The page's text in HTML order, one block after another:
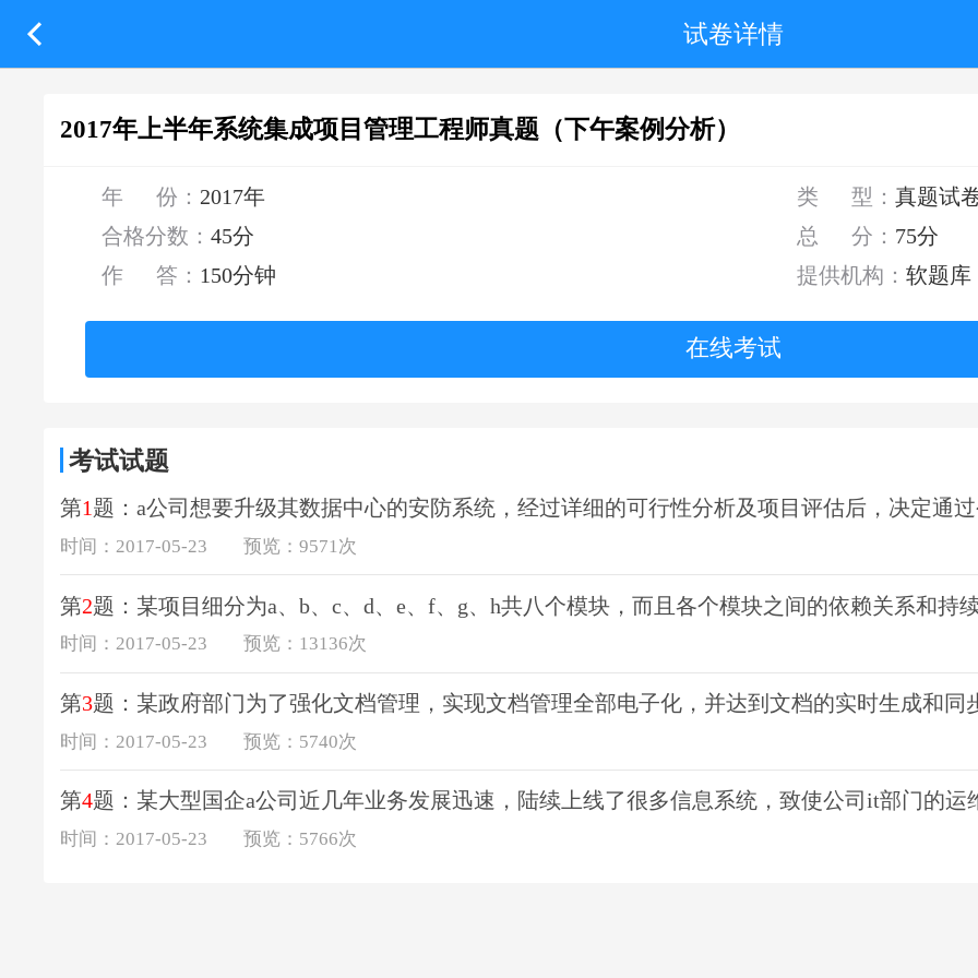
试卷详情
2017年上半年系统集成项目管理工程师真题（下午案例分析）
年 份： 2017年
合格分数： 45分
作 答： 150分钟
类 型： 真题试
总 分： 75分
提供机构： 软题库
在线考试
考试试题
第1题：a公司想要升级其数据中心的安防系统，经过详细的可行性分析及项目评估后，决定通过公开招标的方式进行采购。某系统集成商b公
时间：2017-05-23 预览：9571次
第2题：某项目细分为a、b、c、d、e、f、g、h共八个模块，而且各个模块之间的依赖关系和持续时间如下表所示： 【问题1】（4
时间：2017-05-23 预览：13136次
第3题：某政府部门为了强化文档管理，实现文档管理全部电子化，并达到文档的实时生成和同步流转的目标，使文档管理有一次突破性升级，拟建设一个新的文
时间：2017-05-23 预览：5740次
第4题：某大型国企a公司近几年业务发展迅速，陆续上线了很多信息系统，致使公司it部门的运维工作压力日益增大，
时间：2017-05-23 预览：5766次